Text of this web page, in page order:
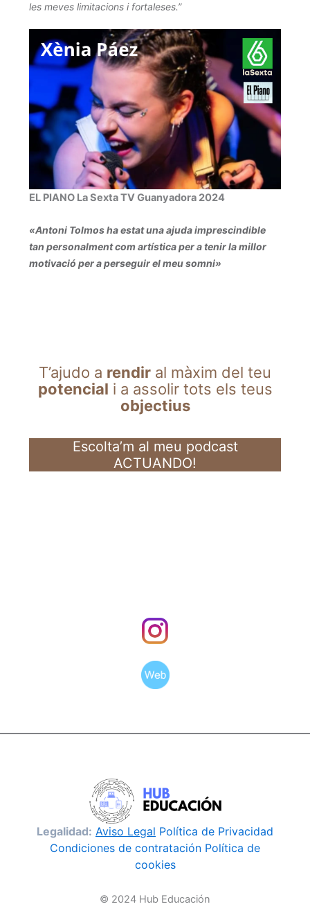
les meves limitacions i fortaleses.”
EL PIANO La Sexta TV Guanyadora 2024
«Antoni Tolmos ha estat una ajuda imprescindible
tan personalment com artística per a tenir la millor
motivació per a perseguir el meu somni»
T’ajudo a rendir al màxim del teu
potencial i a assolir tots els teus
objectius
Escolta’m al meu podcast
ACTUANDO!
Legalidad: Aviso Legal Política de Privacidad
Condiciones de contratación Política de
cookies
© 2024 Hub Educación